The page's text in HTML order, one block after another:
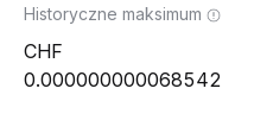
Historyczne maksimum
0.000000000068542